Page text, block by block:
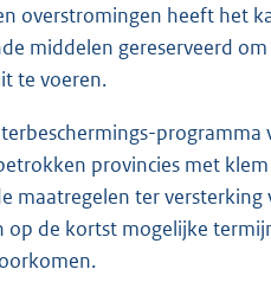
overstromingen heeft het
middelen gereserveerd
te voeren.
provincies met
maatregelen ter
de kortst mogelijke